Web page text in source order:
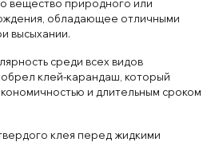
вещество природного или
обладающее отличными
высыхании.
среди всех видов
клей-карандаш, который
и длительным сроком
клея перед жидкими